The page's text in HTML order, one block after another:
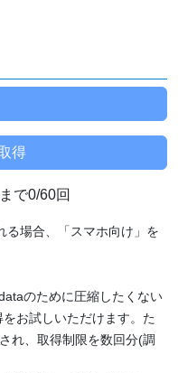
で0/60回
る場合、「スマホ向け」を
のために圧縮したくない
お試しいただけます。た
れ、取得制限を数回分(調